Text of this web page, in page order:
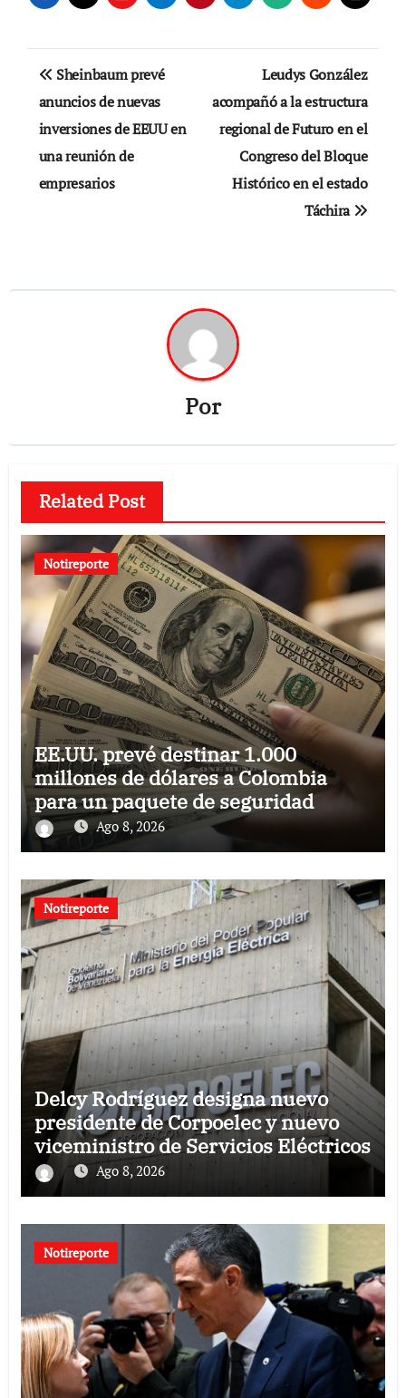
Navegación
de
entradas
Sheinbaum prevé
anuncios de nuevas
inversiones de EEUU en
una reunión de
empresarios
Leudys González
acompañó a la estructura
regional de Futuro en el
Congreso del Bloque
Histórico en el estado
Táchira
Por
Related Post
Notireporte
EE.UU. prevé destinar 1.000
millones de dólares a Colombia
para un paquete de seguridad
Ago 8, 2026
Notireporte
Delcy Rodríguez designa nuevo
presidente de Corpoelec y nuevo
viceministro de Servicios Eléctricos
Ago 8, 2026
Notireporte